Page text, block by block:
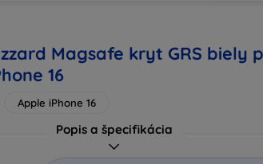
Magsafe kryt GRS biely
16
Apple iPhone 16
Popis a špecifikácia